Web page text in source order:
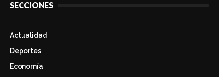
SECCIONES
Actualidad
Deportes
Economía